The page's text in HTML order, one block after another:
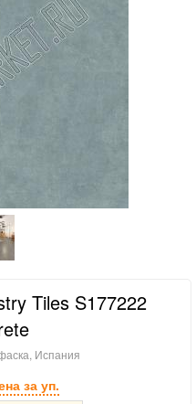
Tiles S177222
Испания
за уп.